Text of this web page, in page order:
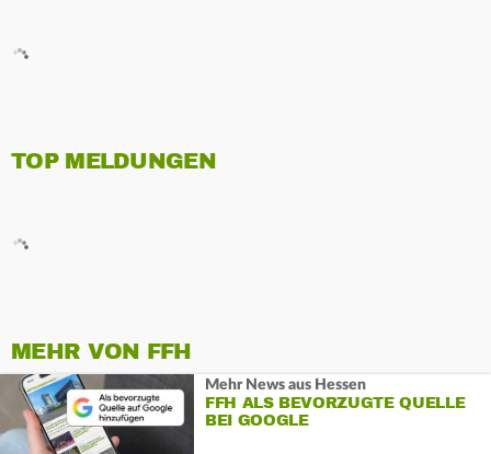
TOP MELDUNGEN
MEHR VON FFH
Mehr News aus Hessen
FFH ALS BEVORZUGTE QUELLE
BEI GOOGLE